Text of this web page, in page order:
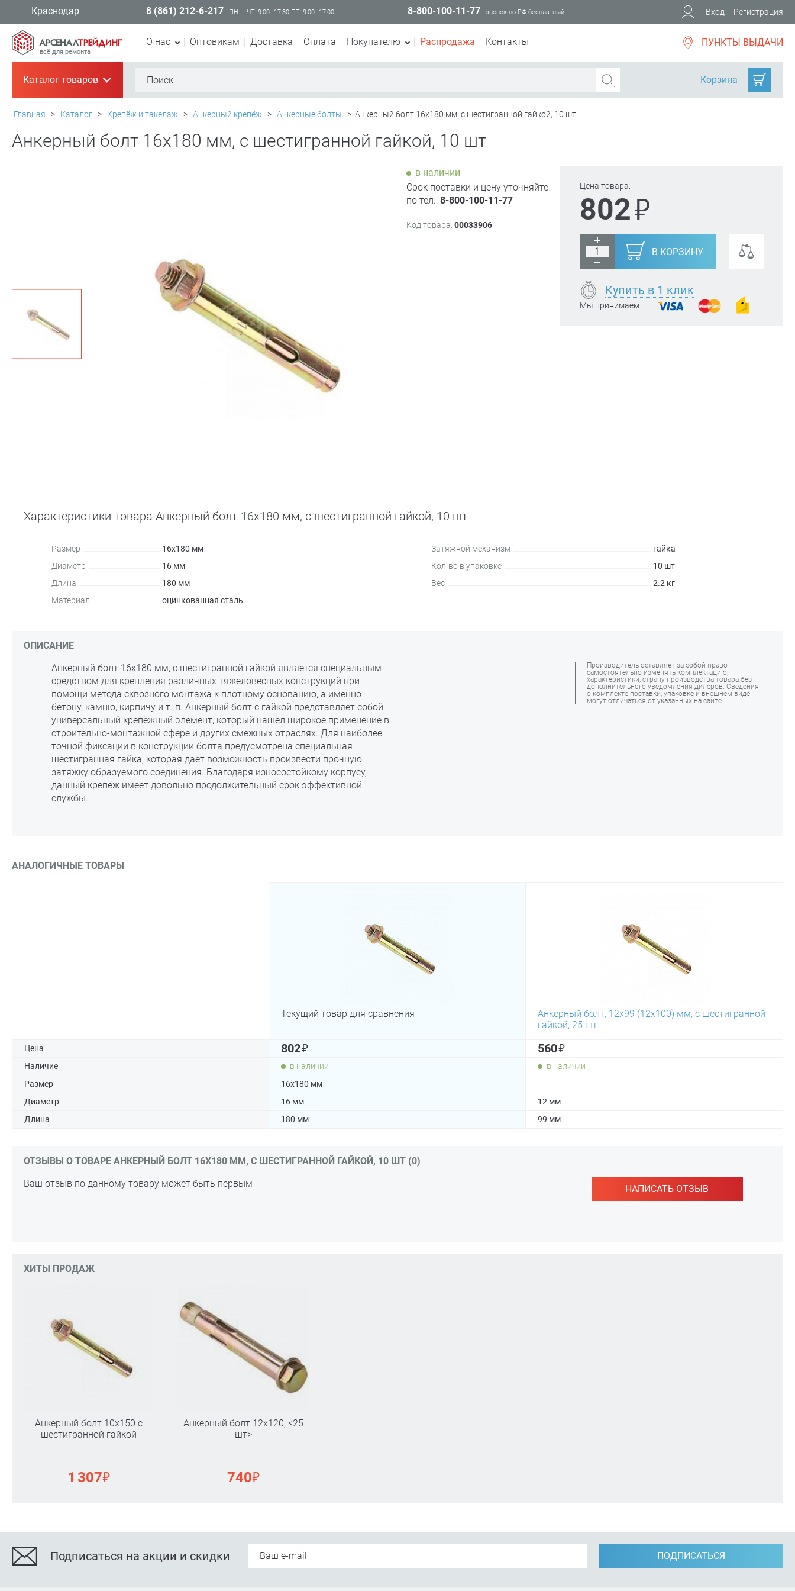
Краснодар 8 (861) 212-6-217 ПН — ЧТ: 9:00–17:30 ПТ: 9:00–17:00 8-800-100-11-77 звонок по РФ бесплатный Вход | Регистрация
всё для ремонта
О нас Оптовикам Доставка Оплата Покупателю Распродажа Контакты ПУНКТЫ ВЫДАЧИ
Каталог товаров+ Корзина
Главная > Каталог > Крепёж и такелаж > Анкерный крепёж > Анкерные болты > Анкерный болт 16х180 мм, с шестигранной гайкой, 10 шт
Анкерный болт 16х180 мм, с шестигранной гайкой, 10 шт
Цена товара:
802₽
В КОРЗИНУ
Купить в 1 клик
Мы принимаем
в наличии
Срок поставки и цену уточняйте
по тел.:8-800-100-11-77
Код товара: 00033906
Характеристики товара Анкерный болт 16х180 мм, с шестигранной гайкой, 10 шт
Размер
16х180 мм
Диаметр
16 мм
Длина
180 мм
Материал
оцинкованная сталь
Затяжной механизм
гайка
Кол-во в упаковке
10 шт
Вес
2.2 кг
ОПИСАНИЕ
Анкерный болт 16х180 мм, с шестигранной гайкой является специальным
средством для крепления различных тяжеловесных конструкций при
помощи метода сквозного монтажа к плотному основанию, а именно
бетону, камню, кирпичу и т. п. Анкерный болт с гайкой представляет собой
универсальный крепёжный элемент, который нашёл широкое применение в
строительно-монтажной сфере и других смежных отраслях. Для наиболее
точной фиксации в конструкции болта предусмотрена специальная
шестигранная гайка, которая даёт возможность произвести прочную
затяжку образуемого соединения. Благодаря износостойкому корпусу,
данный крепёж имеет довольно продолжительный срок эффективной
службы.
Производитель оставляет за собой право
самостоятельно изменять комплектацию,
характеристики, страну производства товара без
дополнительного уведомления дилеров. Сведения
о комплекте поставки, упаковке и внешнем виде
могут отличаться от указанных на сайте.
АНАЛОГИЧНЫЕ ТОВАРЫ
Текущий товар для сравнения
Анкерный болт, 12х99 (12х100) мм, с шестигранной
гайкой, 25 шт
Цена 802₽ 560₽
Наличие в наличии
в наличии
Размер
16х180 мм
Диаметр
16 мм
12 мм
Длина
180 мм 99 мм
ОТЗЫВЫ О ТОВАРЕ АНКЕРНЫЙ БОЛТ 16Х180 ММ, С ШЕСТИГРАННОЙ ГАЙКОЙ, 10 ШТ (0)
НАПИСАТЬ ОТЗЫВ
Ваш отзыв по данному товару может быть первым
ХИТЫ ПРОДАЖ
Анкерный болт 10х150 с
шестигранной гайкой
1 307₽
Анкерный болт 12х120, <25
шт>
740₽
Подписаться на акции и скидки ПОДПИСАТЬСЯ